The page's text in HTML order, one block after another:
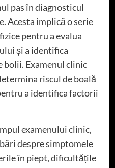
pas în diagnosticul
Acesta implică o serie
pentru a evalua
și a identifica
bolii. Examenul clinic
riscul de boală
a identifica factorii
examenului clinic,
despre simptomele
în piept, dificultățile